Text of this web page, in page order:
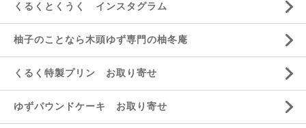
くるくとくうく インスタグラム
柚子のことなら木頭ゆず専門の柚冬庵
くるく特製プリン お取り寄せ
ゆずパウンドケーキ お取り寄せ